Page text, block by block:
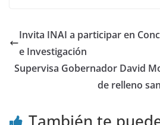
Invita INAI a participar en
e Investigación
Supervisa Gobernador David
de relleno